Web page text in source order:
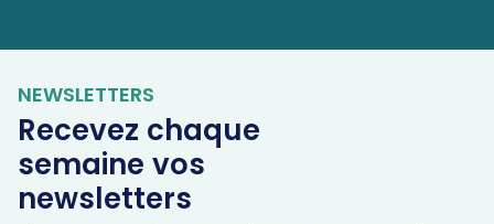
NEWSLETTERS
Recevez chaque
semaine vos
newsletters